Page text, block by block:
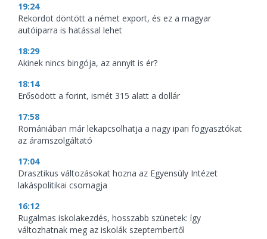
19:24
Rekordot döntött a német export, és ez a magyar
autóiparra is hatással lehet
18:29
Akinek nincs bingója, az annyit is ér?
18:14
Erősödött a forint, ismét 315 alatt a dollár
17:58
Romániában már lekapcsolhatja a nagy ipari fogyasztókat
az áramszolgáltató
17:04
Drasztikus változásokat hozna az Egyensúly Intézet
lakáspolitikai csomagja
16:12
Rugalmas iskolakezdés, hosszabb szünetek: így
változhatnak meg az iskolák szeptembertől